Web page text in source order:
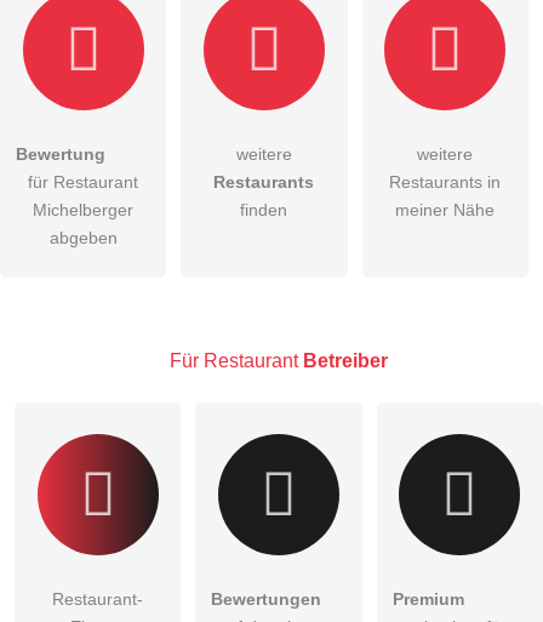
Hiermit akzeptiere ich dieAGB
DieDatenschutzerklärung habe ich zur Kenntnis genommen.
Besucher sichtbar.
Bewertung
für Restaurant
Michelberger
abgeben
weitere
Restaurants
finden
weitere
Restaurants in
meiner Nähe
Für Restaurant Betreiber
Restaurant-
Bewertungen
Premium